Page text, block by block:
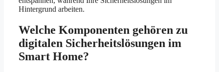
Hintergrund arbeiten.
Welche Komponenten gehören zu
digitalen Sicherheitslösungen im
Smart Home?